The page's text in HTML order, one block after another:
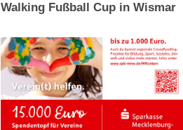
Walking Fußball Cup in Wismar